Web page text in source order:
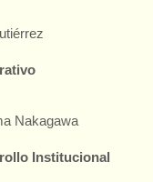
Nakagawa
Institucional